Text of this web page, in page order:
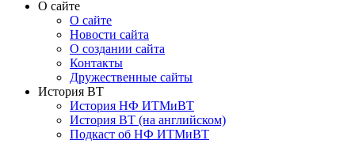
О сайте
О сайте
Новости сайта
О создании сайта
Контакты
Дружественные сайты
История ВТ
История НФ ИТМиВТ
История ВТ (на английском)
Подкаст об НФ ИТМиВТ